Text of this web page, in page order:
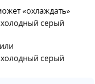
«охлаждать»
серый
серый